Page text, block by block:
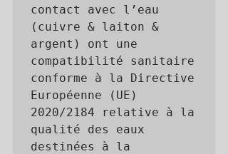
contact avec l’eau
(cuivre & laiton &
argent) ont une
compatibilité sanitaire
conforme à la Directive
Européenne (UE)
2020/2184 relative à la
qualité des eaux
destinées à la